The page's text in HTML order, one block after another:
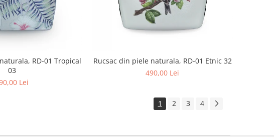
RD-01 Tropical
03
Lei
Rucsac din piele naturala, RD-01 Etnic 32
490,00 Lei
1 2 3 4